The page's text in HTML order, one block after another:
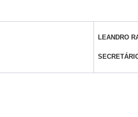
LEANDRO